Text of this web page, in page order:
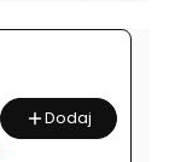
Dodaj